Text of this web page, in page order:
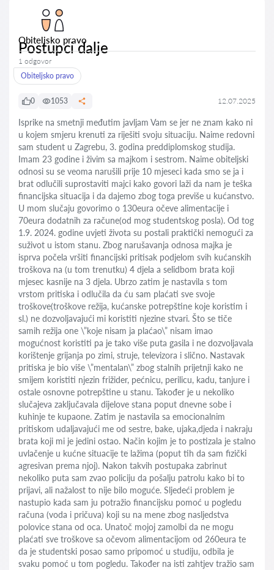
Obiteljsko pravo
Postupci dalje
1 odgovor
Obiteljsko pravo
0 1053 12.07.2025
Isprike na smetnji međutim javljam Vam se jer ne znam kako ni
u kojem smjeru krenuti za riješiti svoju situaciju. Naime redovni
sam student u Zagrebu, 3. godina preddiplomskog studija.
Imam 23 godine i živim sa majkom i sestrom. Naime obiteljski
odnosi su se veoma narušili prije 10 mjeseci kada smo se ja i
brat odlučili suprostaviti majci kako govori laži da nam je teška
financijska situacija i da dajemo zbog toga previše u kućanstvo.
U mom slučaju govorimo o 130eura očeve alimentacije i
70eura dodatnih za račune(od mog studentskog posla). Od tog
1.9. 2024. godine uvjeti života su postali praktički nemogući za
suživot u istom stanu. Zbog narušavanja odnosa majka je
isprva počela vršiti financijski pritisak podjelom svih kućanskih
troškova na (u tom trenutku) 4 djela a selidbom brata koji
mjesec kasnije na 3 djela. Ubrzo zatim je nastavila s tom
vrstom pritiska i odlučila da ću sam plaćati sve svoje
troškove(troškove režija, kućanske potrepštine koje koristim i
sl.) ne dozvoljavajući mi koristiti njezine stvari. Što se tiče
samih režija one \”koje nisam ja plaćao\” nisam imao
mogućnost koristiti pa je tako više puta gasila i ne dozvoljavala
korištenje grijanja po zimi, struje, televizora i slično. Nastavak
pritiska je bio više \”mentalan\” zbog stalnih prijetnji kako ne
smijem koristiti njezin frižider, pećnicu, perilicu, kadu, tanjure i
ostale osnovne potrepštine u stanu. Također je u nekoliko
slučajeva zaključavala dijelove stana poput dnevne sobe i
kuhinje te kupaone. Zatim je nastavila sa emocionalnim
pritiskom udaljavajući me od sestre, bake, ujaka,djeda i nakraju
brata koji mi je jedini ostao. Način kojim je to postizala je stalno
uvlačenje u kućne situacije te lažima (poput tih da sam fizički
agresivan prema njoj). Nakon takvih postupaka zabrinut
nekoliko puta sam zvao policiju da pošalju patrolu kako bi to
prijavi, ali nažalost to nije bilo moguće. Sljedeći problem je
nastupio kada sam ju potražio financijsku pomoć u pogledu
računa (voda i pričuva) koji su na mene zbog nasljedstva
polovice stana od oca. Unatoč mojoj zamolbi da ne mogu
plaćati sve troškove sa očevom alimentacijom od 260eura te
da je studentski posao samo pripomoć u studiju, odbila je
svaku pomoć u tom pogledu. Također na isti zahtjev tražio sam